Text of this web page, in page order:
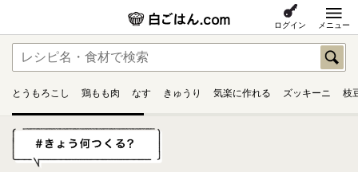
ログイン メニュー
とうもろこし 鶏もも肉 なす きゅうり 気楽に作れる ズッキーニ 枝